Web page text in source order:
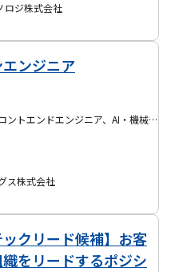
ロジ株式会社
ンジニア
バックエンドエンジニア、フロントエンドエンジニア、AI・機械学習エンジニア
ス株式会社
ックリード候補】お客
をリードするポジシ